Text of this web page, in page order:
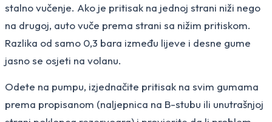
stalno vučenje. Ako je pritisak na jednoj strani niži nego
na drugoj, auto vuče prema strani sa nižim pritiskom.
Razlika od samo 0,3 bara između lijeve i desne gume
jasno se osjeti na volanu.
Odete na pumpu, izjednačite pritisak na svim gumama
prema propisanom (naljepnica na B-stubu ili unutrašnjoj